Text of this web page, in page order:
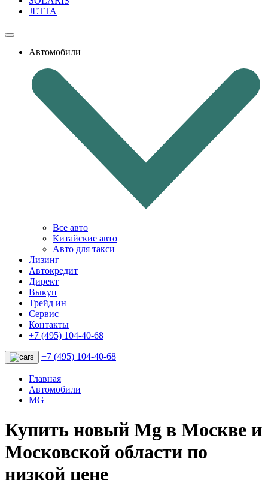
JETTA
Автомобили
Все авто
Китайские авто
Авто для такси
Лизинг
Автокредит
Директ
Выкуп
Трейд ин
Сервис
Контакты
+7 (495) 104-40-68
+7 (495) 104-40-68
Главная
Автомобили
MG
Купить новый Mg в Москве и
Московской области по
низкой цене